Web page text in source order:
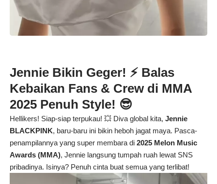
Jennie Bikin Geger! ⚡️ Balas
Kebaikan Fans & Crew di MMA
2025 Penuh Style! 😎
Hellikers! Siap-siap terpukau! 💥 Diva global kita, Jennie
BLACKPINK, baru-baru ini bikin heboh jagat maya. Pasca-
penampilannya yang super membara di 2025 Melon Music
Awards (MMA), Jennie langsung tumpah ruah lewat SNS
pribadinya. Isinya? Penuh cinta buat semua yang terlibat!